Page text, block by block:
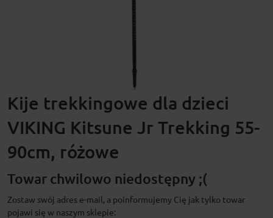
Kije trekkingowe dla dzieci
VIKING Kitsune Jr Trekking 55-
90cm, różowe
Towar chwilowo niedostępny ;(
Zostaw swój adres e-mail, a poinformujemy Cię jak tylko towar
pojawi się w naszym sklepie: